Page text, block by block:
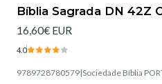
Bíblia Sagrada DN 42Z
16,60€ EUR
4.0
9789728780579|Sociedade Bíblia